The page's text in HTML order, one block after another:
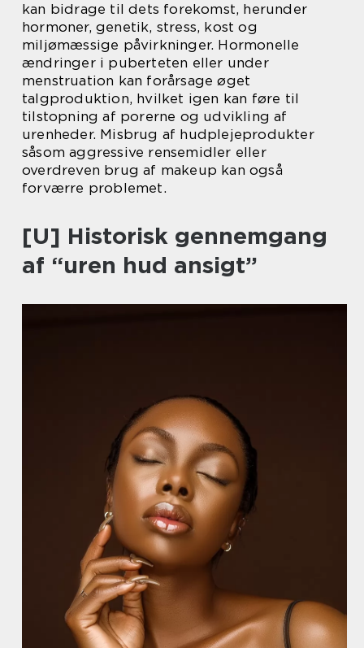
kan bidrage til dets forekomst, herunder
hormoner, genetik, stress, kost og
miljømæssige påvirkninger. Hormonelle
ændringer i puberteten eller under
menstruation kan forårsage øget
talgproduktion, hvilket igen kan føre til
tilstopning af porerne og udvikling af
urenheder. Misbrug af hudplejeprodukter
såsom aggressive rensemidler eller
overdreven brug af makeup kan også
forværre problemet.
[U] Historisk gennemgang
af “uren hud ansigt”